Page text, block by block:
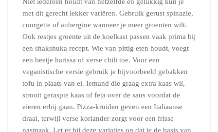
met dit gerecht lekker variëren. Gebruik gerust spinazie,
courgette of aubergine wanneer je meer groenten wilt.
Ook restjes groente uit de koelkast passen vaak prima bij
een shakshuka recept. Wie van pittig eten houdt, voegt
een beetje harissa of verse chili toe. Voor een
veganistische versie gebruik je bijvoorbeeld gebakken
tofu in plaats van ei. Iemand die graag extra kaas wil,
strooit geraspte kaas of feta over de saus voordat de
eieren erbij gaan. Pizza-kruiden geven een Italiaanse
draai, terwijl verse koriander zorgt voor een frisse
nasmaak. Let er bij deze variaties op dat je de basis van